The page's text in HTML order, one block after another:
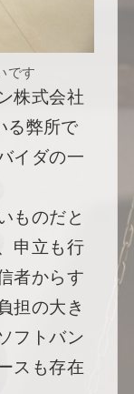
です
株式会社
る弊所で
イダの一
ものだと
申立も行
者からす
担の大き
フトバン
スも存在